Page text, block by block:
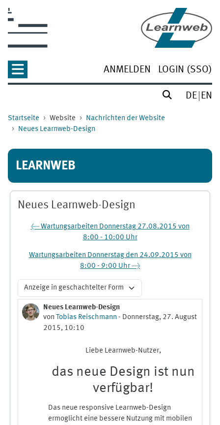
ANMELDEN LOGIN (SSO)
DE EN
Startseite Website
Nachrichten der Website
Neues Learnweb-Design
LEARNWEB
Neues Learnweb-Design
← Wartungsarbeiten Donnerstag 27.08.2015 von
8:00 - 10:00 Uhr
Wartungsarbeiten Donnerstag den 24.09.2015 von
8:00 - 9:00 Uhr →
Anzeigemodus
Neues Learnweb-Design
vonTobias Reischmann - Donnerstag, 27. August
2015, 10:10
Anzahl Antworten: 0
Liebe Learnweb-Nutzer,
das neue Design ist nun
verfügbar!
Das neue responsive Learnweb-Design
ermoglicht eine bessere Nutzung mit mobilen